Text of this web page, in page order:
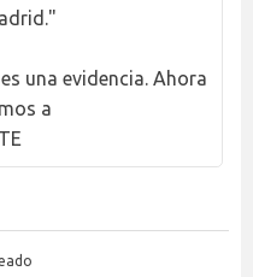
una evidencia. Ahora
a